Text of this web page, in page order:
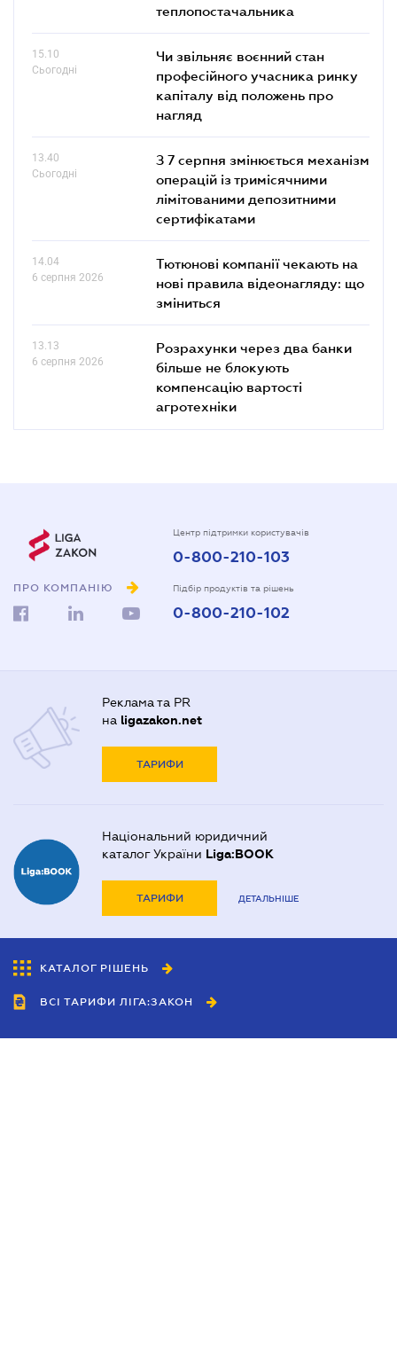
теплопостачальника
15.10
Сьогодні
Чи звільняє воєнний стан
професійного учасника ринку
капіталу від положень про
нагляд
13.40
Сьогодні
З 7 серпня змінюється механізм
операцій із тримісячними
лімітованими депозитними
сертифікатами
14.04
6 серпня 2026
Тютюнові компанії чекають на
нові правила відеонагляду: що
зміниться
13.13
6 серпня 2026
Розрахунки через два банки
більше не блокують
компенсацію вартості
агротехніки
ПРО КОМПАНІЮ
Центр підтримки користувачів
0-800-210-103
Підбір продуктів та рішень
0-800-210-102
Реклама та PR
на ligazakon.net
ТАРИФИ
Національний юридичний
каталог України Liga:BOOK
ТАРИФИ ДЕТАЛЬНІШЕ
КАТАЛОГ РІШЕНЬ
ВСІ ТАРИФИ ЛІГА:ЗАКОН